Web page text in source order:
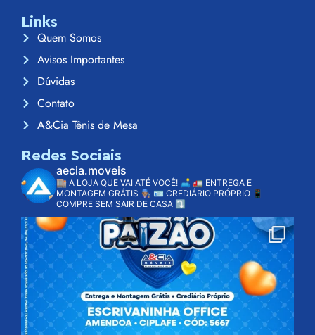
Links
Quem Somos
Avisos Importantes
Dúvidas
Contato
A&Cia Tênis de Mesa
Redes Sociais
aecia.moveis
🏬 A LOJA QUE VAI ATÉ VOCÊ! 🛋️ 🚛 ENTREGA E
MONTAGEM GRÁTIS 👨🏽‍🔧 🪪 CREDIÁRIO PRÓPRIO 📱
COMPRE SEM SAIR DE CASA ⤵️